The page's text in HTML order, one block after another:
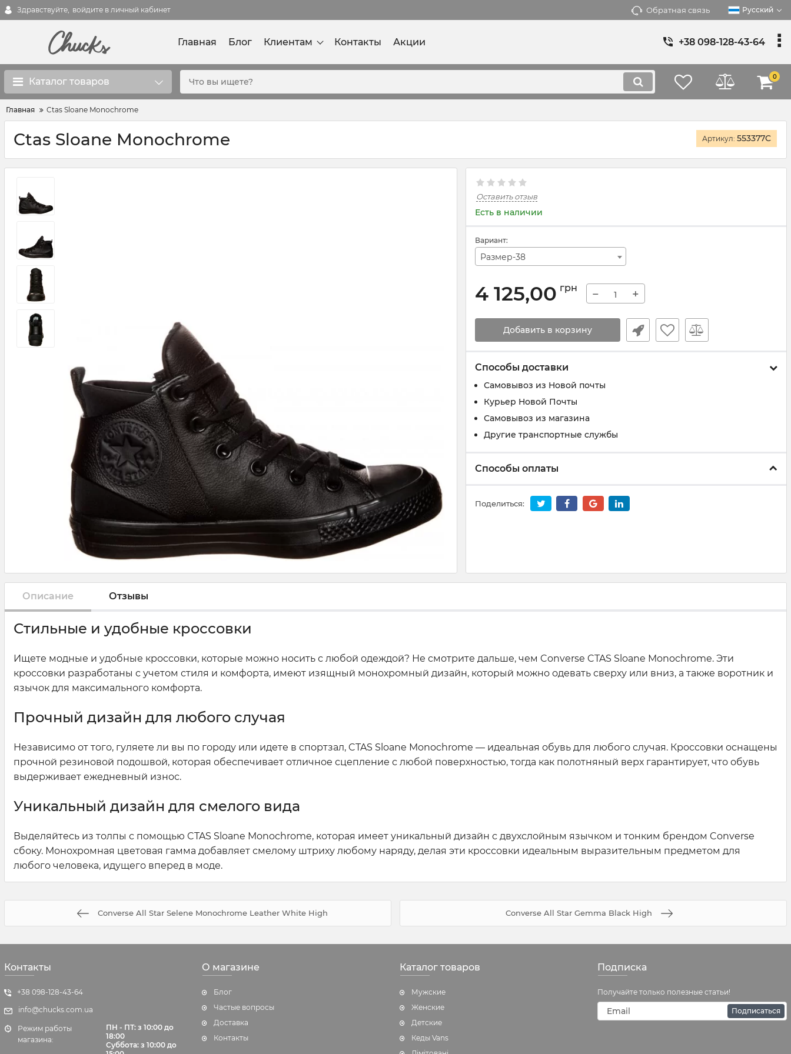
Здравствуйте, войдите в личный кабинет Обратная связь Русский
Главная Блог Клиентам Контакты Акции +38 098-128-43-64
Каталог товаров 0
Главная Ctas Sloane Monochrome
Ctas Sloane Monochrome Артикул: 553377C
Оставить отзыв
Есть в наличии
Вариант:
Размер-38
4 125,00 грн − +
Добавить в корзину
Способы доставки
Самовывоз из Новой почты
Курьер Новой Почты
Самовывоз из магазина
Другие транспортные службы
Способы оплаты
Поделиться:
Описание Отзывы
Стильные и удобные кроссовки
Ищете модные и удобные кроссовки, которые можно носить с любой одеждой? Не смотрите дальше, чем Converse CTAS Sloane Monochrome. Эти
кроссовки разработаны с учетом стиля и комфорта, имеют изящный монохромный дизайн, который можно одевать сверху или вниз, а также воротник и
язычок для максимального комфорта.
Прочный дизайн для любого случая
Независимо от того, гуляете ли вы по городу или идете в спортзал, CTAS Sloane Monochrome — идеальная обувь для любого случая. Кроссовки оснащены
прочной резиновой подошвой, которая обеспечивает отличное сцепление с любой поверхностью, тогда как полотняный верх гарантирует, что обувь
выдерживает ежедневный износ.
Уникальный дизайн для смелого вида
Выделяйтесь из толпы с помощью CTAS Sloane Monochrome, которая имеет уникальный дизайн с двухслойным язычком и тонким брендом Converse
сбоку. Монохромная цветовая гамма добавляет смелому штриху любому наряду, делая эти кроссовки идеальным выразительным предметом для
любого человека, идущего вперед в моде.
Converse All Star Selene Monochrome Leather White High Converse All Star Gemma Black High
Контакты
+38 098-128-43-64
info@chucks.com.ua
Режим работы
магазина:
ПН - ПТ: з 10:00 до
18:00
Суббота:з 10:00 до
О магазине
Блог
Частые вопросы
Доставка
Контакты
Каталог товаров
Мужские
Женские
Детские
Кеды Vans
Подписка
Получайте только полезные статьи!
Подписаться